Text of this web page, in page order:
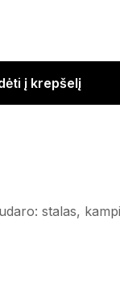
į krepšelį
stalas,